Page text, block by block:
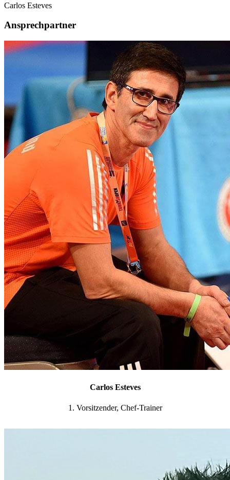
Carlos Esteves
Ansprechpartner
Carlos Esteves
1. Vorsitzender, Chef-Trainer